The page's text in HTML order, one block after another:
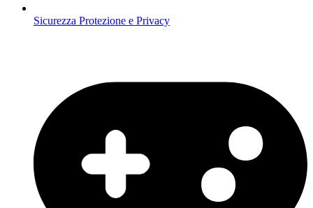
Sicurezza Protezione e Privacy